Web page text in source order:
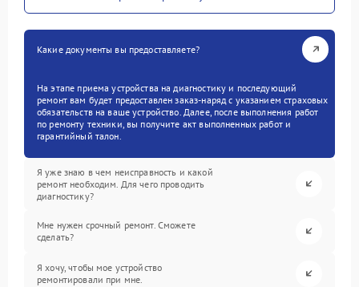
Какие документы вы предоставляете?
На этапе приема устройства на диагностику и последующий
ремонт вам будет предоставлен заказ-наряд с указанием страховых
обязательств на ваше устройство. Далее, после выполнения работ
по ремонту техники, вы получите акт выполненных работ и
гарантийный талон.
Я уже знаю в чем неисправность и какой
ремонт необходим. Для чего проводить
диагностику?
Мне нужен срочный ремонт. Сможете
сделать?
Я хочу, чтобы мое устройство
ремонтировали при мне.